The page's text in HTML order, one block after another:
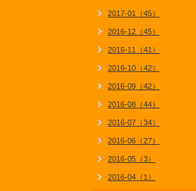
2017-01（45）
2016-12（45）
2016-11（41）
2016-10（42）
2016-09（42）
2016-08（44）
2016-07（34）
2016-06（27）
2016-05（3）
2016-04（1）